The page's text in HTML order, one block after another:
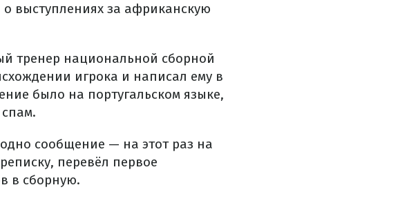
выступлениях за африканскую
тренер национальной сборной
игрока и написал ему в
было на португальском языке,
сообщение — на этот раз на
перевёл первое
в сборную.